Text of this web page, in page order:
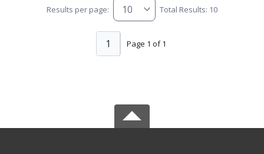
Results per page: Total Results: 10
Page 1 of 1
1